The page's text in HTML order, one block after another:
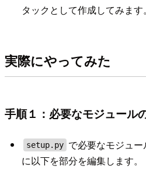
タックとして作成してみます。
実際にやってみた
手順１：必要なモジュール
setup.py で必要なモジュ
に以下を部分を編集します。